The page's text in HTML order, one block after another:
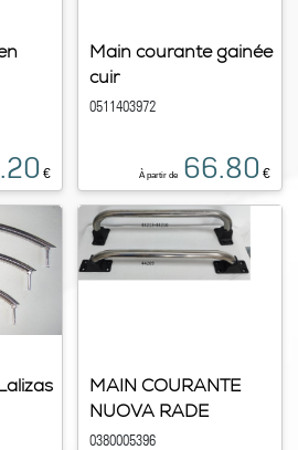
€
Main courante gainée
cuir
0511403972
À partir de 66.80 €
MAIN COURANTE
NUOVA RADE
0380005396